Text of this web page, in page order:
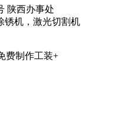
陕西办事处
锈机，激光切割机
费制作工装+